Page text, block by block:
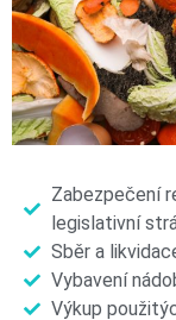
Zabezpečení
legislativní
Sběr a
Vybavení
Výkup